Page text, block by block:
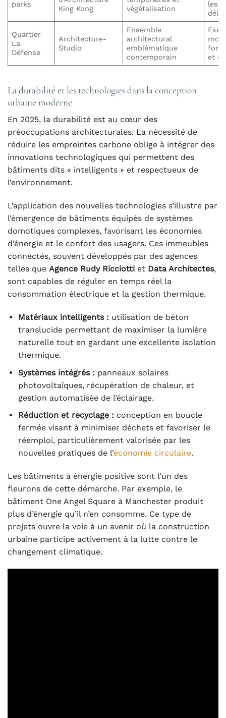
parks
King Kong
végétalisation
les
Quartier
La
Défense
Architecture-
Studio
Ensemble
architectural
emblématique
contemporain
et
La durabilité et les technologies dans la conception
urbaine moderne
En 2025, la durabilité est au cœur des
préoccupations architecturales. La nécessité de
réduire les empreintes carbone oblige à intégrer des
innovations technologiques qui permettent des
bâtiments dits « intelligents » et respectueux de
l’environnement.
L’application des nouvelles technologies s’illustre par
l’émergence de bâtiments équipés de systèmes
domotiques complexes, favorisant les économies
d’énergie et le confort des usagers. Ces immeubles
connectés, souvent développés par des agences
telles que Agence Rudy Ricciotti et Data Architectes,
sont capables de réguler en temps réel la
consommation électrique et la gestion thermique.
Matériaux intelligents : utilisation de béton
translucide permettant de maximiser la lumière
naturelle tout en gardant une excellente isolation
thermique.
Systèmes intégrés : panneaux solaires
photovoltaïques, récupération de chaleur, et
gestion automatisée de l’éclairage.
Réduction et recyclage : conception en boucle
fermée visant à minimiser déchets et favoriser le
réemploi, particulièrement valorisée par les
nouvelles pratiques de l’économie circulaire.
Les bâtiments à énergie positive sont l’un des
fleurons de cette démarche. Par exemple, le
bâtiment One Angel Square à Manchester produit
plus d’énergie qu’il n’en consomme. Ce type de
projets ouvre la voie à un avenir où la construction
urbaine participe activement à la lutte contre le
changement climatique.